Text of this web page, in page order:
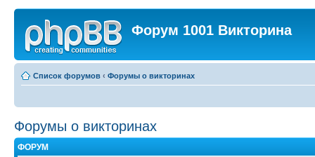
Форум 1001 Викторина
Список форумов ‹ Форумы о викторинах
Форумы о викторинах
ФОРУМ